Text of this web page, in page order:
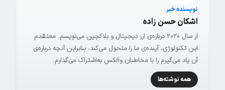
نویسنده خبر
اشکان حسن زاده
از سال ۲۰۲۰ درباره‌ی ارز دیجیتال و بلاکچین می‌نویسم. معتقدم
این تکنولوژی، آینده‌ی ما را متحول می‌کند، بنابراین آنچه درباره‌ی
آن یاد می‌گیرم را با مخاطبان والکس به‌اشتراک می‌گذارم.
همه نوشته‌ها